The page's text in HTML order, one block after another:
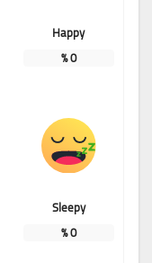
Happy
0
%
Sleepy
0
%